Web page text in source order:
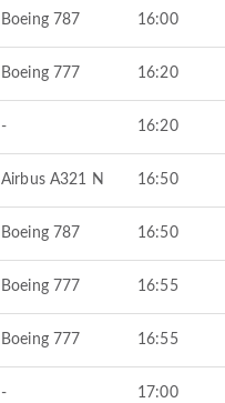
Boeing 787 16:00
Boeing 777 16:20
- 16:20
Airbus A321 N 16:50
Boeing 787 16:50
Boeing 777 16:55
Boeing 777 16:55
- 17:00